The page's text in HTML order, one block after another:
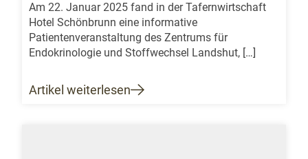
Am 22. Januar 2025 fand in der Tafernwirtschaft
Hotel Schönbrunn eine informative
Patientenveranstaltung des Zentrums für
Endokrinologie und Stoffwechsel Landshut, […]
Artikel weiterlesen